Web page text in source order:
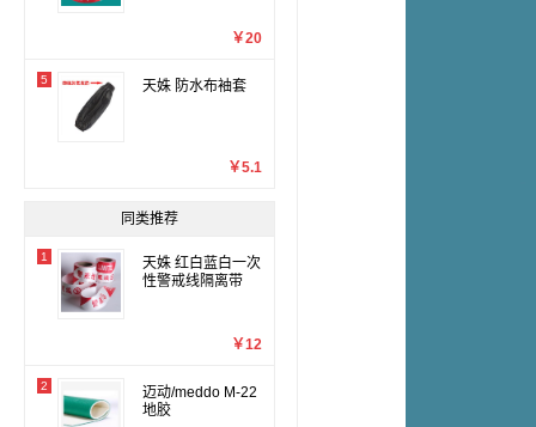
￥20
5 天姝 防水布袖套
￥5.1
同类推荐
1
天姝 红白蓝白一次
性警戒线隔离带
￥12
2
迈动/meddo M-22
地胶